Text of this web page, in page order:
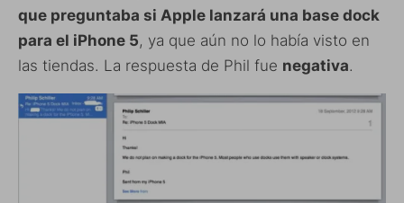
que preguntaba si Apple lanzará una base dock
para el iPhone 5, ya que aún no lo había visto en
las tiendas. La respuesta de Phil fue negativa.